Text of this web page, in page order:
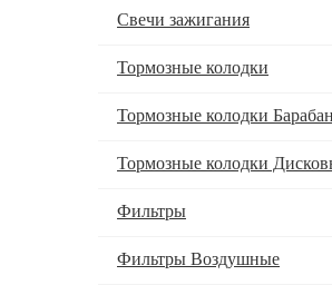
Свечи зажигания
Тормозные колодки
Тормозные колодки
Тормозные колодки
Фильтры
Фильтры Воздушные